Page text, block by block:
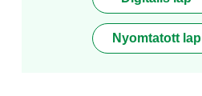
Nyomtatott lap